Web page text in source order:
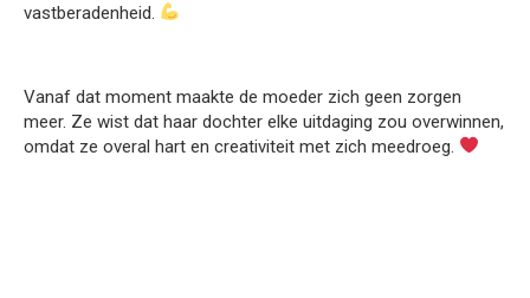
vastberadenheid.
Vanaf dat moment maakte de moeder zich geen zorgen
meer. Ze wist dat haar dochter elke uitdaging zou overwinnen,
omdat ze overal hart en creativiteit met zich meedroeg.